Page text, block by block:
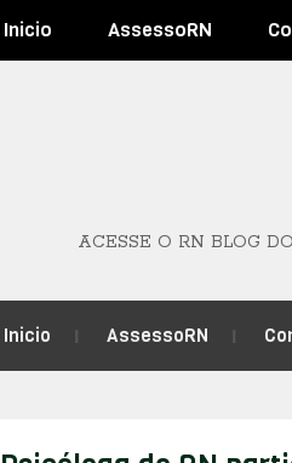
Inicio AssessoRN
ACESSE O RN BLOG
Inicio AssessoRN